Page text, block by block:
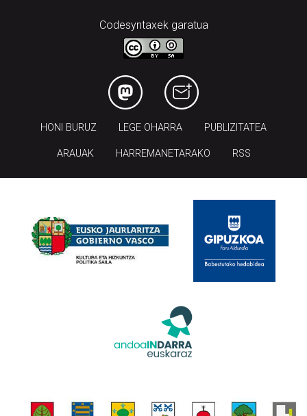
Codesyntaxek garatua
HONI BURUZ LEGE OHARRA PUBLIZITATEA
ARAUAK HARREMANETARAKO RSS